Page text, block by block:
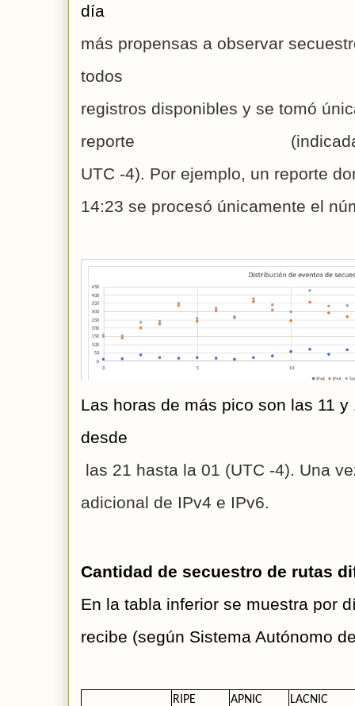
día
más propensas a observar
registros disponibles y se tomó
reporte
UTC -4). Por ejemplo, un reporte
14:23 se procesó únicamente el
Las horas de más pico son las 11
desde
las 21 hasta la 01 (UTC -4). Una
adicional de IPv4 e IPv6.
Cantidad de secuestro de rutas
En la tabla inferior se muestra por
recibe (según Sistema Autónomo
RIPE APNIC LACNIC